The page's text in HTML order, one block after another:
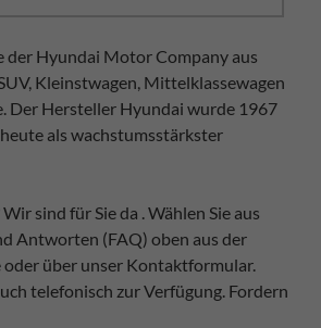
Hyundai Motor Company aus
Kleinstwagen, Mittelklassewagen
Der Hersteller Hyundai wurde 1967
als wachstumsstärkster
sind für Sie da . Wählen Sie aus
Antworten (FAQ) oben aus der
oder über unser Kontaktformular.
telefonisch zur Verfügung. Fordern